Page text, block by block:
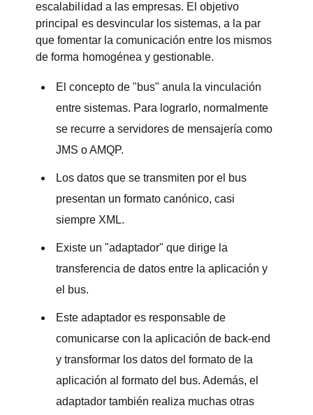
escalabilidad a las empresas. El objetivo
principal es desvincular los sistemas, a la par
que fomentar la comunicación entre los mismos
de forma homogénea y gestionable.
El concepto de "bus" anula la vinculación
entre sistemas. Para lograrlo, normalmente
se recurre a servidores de mensajería como
JMS o AMQP.
Los datos que se transmiten por el bus
presentan un formato canónico, casi
siempre XML.
Existe un "adaptador" que dirige la
transferencia de datos entre la aplicación y
el bus.
Este adaptador es responsable de
comunicarse con la aplicación de back‑end
y transformar los datos del formato de la
aplicación al formato del bus. Además, el
adaptador también realiza muchas otras